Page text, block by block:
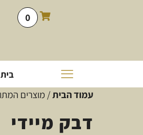
0
בית
עמוד הבית/ מוצרים
דבק מיידי